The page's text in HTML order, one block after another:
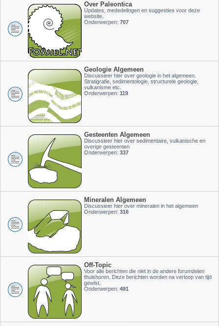
Over Paleontica
Updates, mededelingen en suggesties voor deze
website.
Onderwerpen: 707
Geologie Algemeen
Discussieer hier over geologie in het algemeen.
Stratigrafie, sedimentologie, structurele geologie,
vulkanisme etc.
Onderwerpen: 119
Gesteenten Algemeen
Discussieer hier over sedimentaire, vulkanische en
overige gesteenten
Onderwerpen: 337
Mineralen Algemeen
Discussieer hier over mineralen in het algemeen
Onderwerpen: 316
Off-Topic
Voor alle berichten die niet in de andere forumdelen
thuishoren. Deze berichten worden na verloop van tijd
gewist.
Onderwerpen: 491